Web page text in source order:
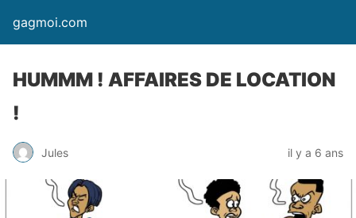
gagmoi.com
HUMMM ! AFFAIRES DE LOCATION
!
Jules il y a 6 ans